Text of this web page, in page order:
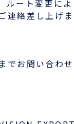
ルート変更に
絡差し上げま
お問い合わせ